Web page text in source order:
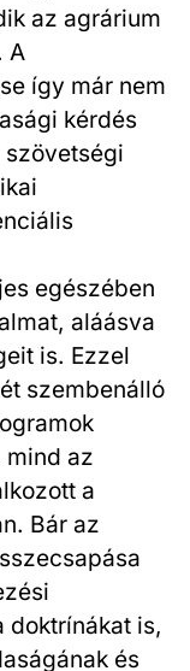
az agrárium
A
így már nem
kérdés
szövetségi
egészében
aláásva
is. Ezzel
szembenálló
mind az
a
Bár az
doktrínákat is,
és